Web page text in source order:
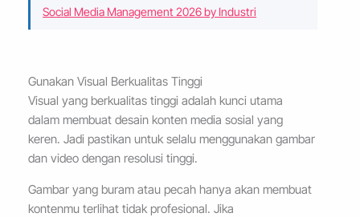
Social Media Management 2026 by Industri
Gunakan Visual Berkualitas Tinggi
Visual yang berkualitas tinggi adalah kunci utama
dalam membuat desain konten media sosial yang
keren. Jadi pastikan untuk selalu menggunakan gambar
dan video dengan resolusi tinggi.
Gambar yang buram atau pecah hanya akan membuat
kontenmu terlihat tidak profesional. Jika